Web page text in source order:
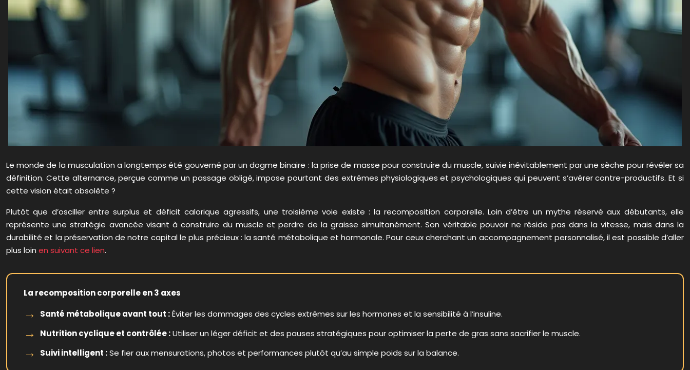
Le monde de la musculation a longtemps été gouverné par un dogme binaire : la prise de masse pour construire du muscle, suivie inévitablement par une sèche pour révéler sa
définition. Cette alternance, perçue comme un passage obligé, impose pourtant des extrêmes physiologiques et psychologiques qui peuvent s’avérer contre-productifs. Et si
cette vision était obsolète ?
Plutôt que d’osciller entre surplus et déficit calorique agressifs, une troisième voie existe : la recomposition corporelle. Loin d’être un mythe réservé aux débutants, elle
représente une stratégie avancée visant à construire du muscle et perdre de la graisse simultanément. Son véritable pouvoir ne réside pas dans la vitesse, mais dans la
durabilité et la préservation de notre capital le plus précieux : la santé métabolique et hormonale. Pour ceux cherchant un accompagnement personnalisé, il est possible d’aller
plus loin en suivant ce lien.
La recomposition corporelle en 3 axes
Santé métabolique avant tout :Éviter les dommages des cycles extrêmes sur les hormones et la sensibilité à l’insuline.
Nutrition cyclique et contrôlée :Utiliser un léger déficit et des pauses stratégiques pour optimiser la perte de gras sans sacrifier le muscle.
Suivi intelligent :Se fier aux mensurations, photos et performances plutôt qu’au simple poids sur la balance.